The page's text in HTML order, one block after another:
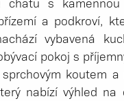
a podkroví,
vybavená
pokoj s
koutem
nabízí výhled